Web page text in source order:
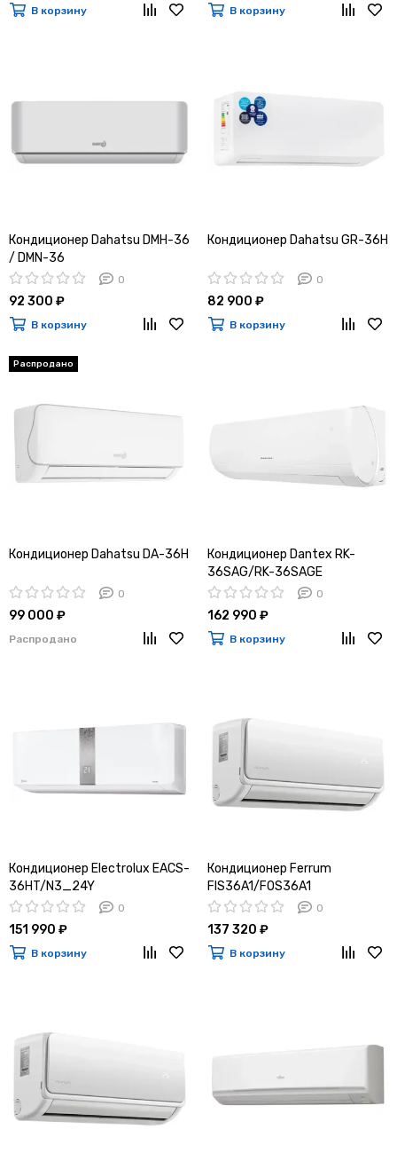
В корзину В корзину
Кондиционер Dahatsu DMH-36
/ DMN-36
0
92 300 ₽
В корзину
Кондиционер Dahatsu GR-36H
0
82 900 ₽
В корзину
Кондиционер Dahatsu DA-36H
0
99 000 ₽
Распродано
Кондиционер Dantex RK-
36SAG/RK-36SAGE
0
162 990 ₽
В корзину
Кондиционер Electrolux EACS-
36HT/N3_24Y
0
151 990 ₽
В корзину
Кондиционер Ferrum
FIS36A1/FOS36A1
0
137 320 ₽
В корзину